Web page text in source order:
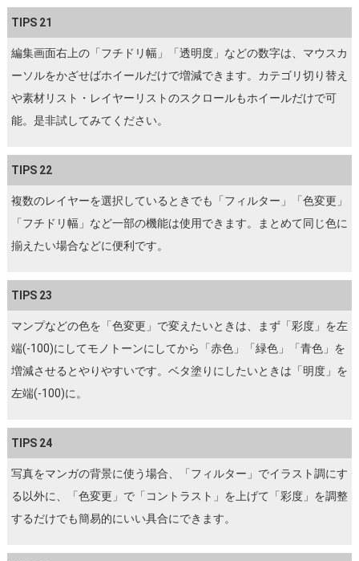
TIPS 21
編集画面右上の「フチドリ幅」「透明度」などの数字は、マウスカ
ーソルをかざせばホイールだけで増減できます。カテゴリ切り替え
や素材リスト・レイヤーリストのスクロールもホイールだけで可
能。是非試してみてください。
TIPS 22
複数のレイヤーを選択しているときでも「フィルター」「色変更」
「フチドリ幅」など一部の機能は使用できます。まとめて同じ色に
揃えたい場合などに便利です。
TIPS 23
マンプなどの色を「色変更」で変えたいときは、まず「彩度」を左
端(-100)にしてモノトーンにしてから「赤色」「緑色」「青色」を
増減させるとやりやすいです。ベタ塗りにしたいときは「明度」を
左端(-100)に。
TIPS 24
写真をマンガの背景に使う場合、「フィルター」でイラスト調にす
る以外に、「色変更」で「コントラスト」を上げて「彩度」を調整
するだけでも簡易的にいい具合にできます。